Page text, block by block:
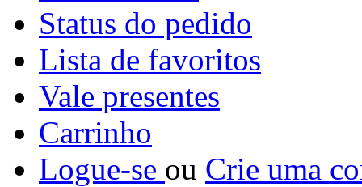
Status do pedido
Lista de favoritos
Vale presentes
Carrinho
Logue-se ou Crie uma